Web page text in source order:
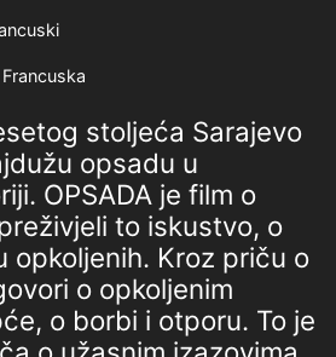
stoljeća Sarajevo
opsadu u
OPSADA je film o
to iskustvo, o
opkoljenih. Kroz priču o
o opkoljenim
o borbi i otporu. To je